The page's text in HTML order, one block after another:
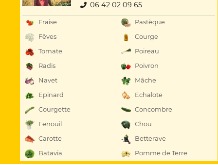
06 42 02 09 65
Fraise
Pastèque
Fêves
Courge
Tomate
Poireau
Radis
Poivron
Navet
Mâche
Epinard
Echalote
Courgette
Concombre
Fenouil
Chou
Carotte
Betterave
Batavia
Pomme de Terre